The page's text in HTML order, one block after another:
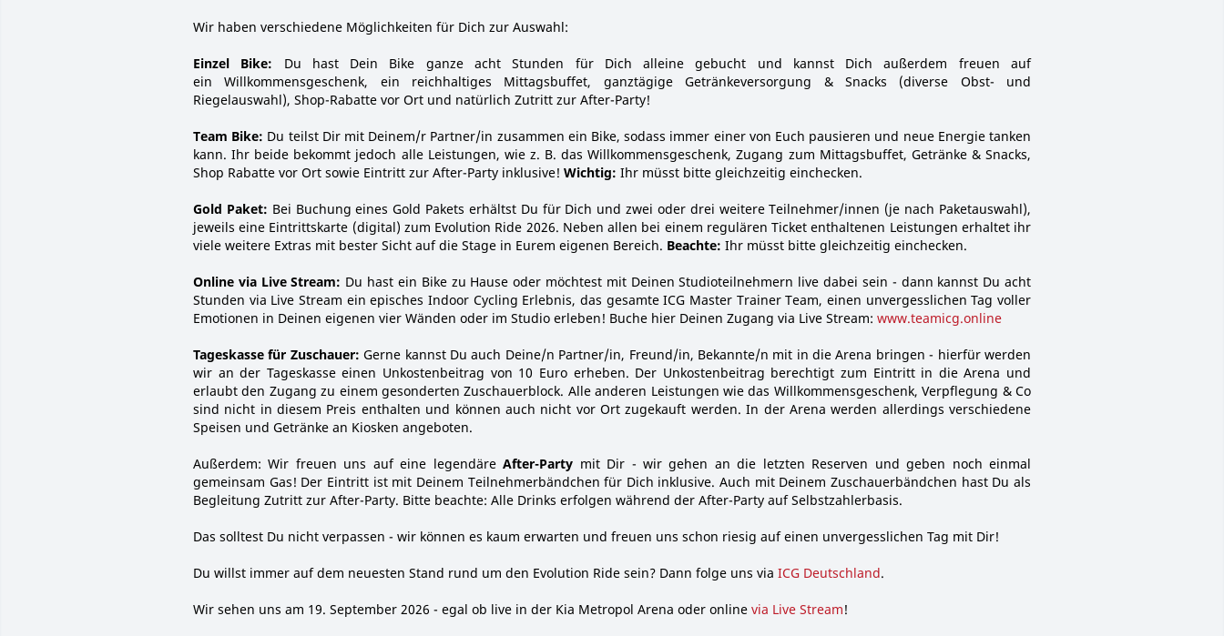
Wir haben verschiedene Möglichkeiten für Dich zur Auswahl:
Einzel Bike: Du hast Dein Bike ganze acht Stunden für Dich alleine gebucht und kannst Dich außerdem freuen auf
ein Willkommensgeschenk, ein reichhaltiges Mittagsbuffet, ganztägige Getränkeversorgung & Snacks (diverse Obst- und
Riegelauswahl), Shop-Rabatte vor Ort und natürlich Zutritt zur After-Party!
Team Bike: Du teilst Dir mit Deinem/r Partner/in zusammen ein Bike, sodass immer einer von Euch pausieren und neue Energie tanken
kann. Ihr beide bekommt jedoch alle Leistungen, wie z. B. das Willkommensgeschenk, Zugang zum Mittagsbuffet, Getränke & Snacks,
Shop Rabatte vor Ort sowie Eintritt zur After-Party inklusive! Wichtig: Ihr müsst bitte gleichzeitig einchecken.
Gold Paket: Bei Buchung eines Gold Pakets erhältst Du für Dich und zwei oder drei weitere Teilnehmer/innen (je nach Paketauswahl),
jeweils eine Eintrittskarte (digital) zum Evolution Ride 2026. Neben allen bei einem regulären Ticket enthaltenen Leistungen erhaltet ihr
viele weitere Extras mit bester Sicht auf die Stage in Eurem eigenen Bereich. Beachte: Ihr müsst bitte gleichzeitig einchecken.
Online via Live Stream: Du hast ein Bike zu Hause oder möchtest mit Deinen Studioteilnehmern live dabei sein - dann kannst Du acht
Stunden via Live Stream ein episches Indoor Cycling Erlebnis, das gesamte ICG Master Trainer Team, einen unvergesslichen Tag voller
Emotionen in Deinen eigenen vier Wänden oder im Studio erleben! Buche hier Deinen Zugang via Live Stream: www.teamicg.online
Tageskasse für Zuschauer: Gerne kannst Du auch Deine/n Partner/in, Freund/in, Bekannte/n mit in die Arena bringen - hierfür werden
wir an der Tageskasse einen Unkostenbeitrag von 10 Euro erheben. Der Unkostenbeitrag berechtigt zum Eintritt in die Arena und
erlaubt den Zugang zu einem gesonderten Zuschauerblock. Alle anderen Leistungen wie das Willkommensgeschenk, Verpflegung & Co
sind nicht in diesem Preis enthalten und können auch nicht vor Ort zugekauft werden. In der Arena werden allerdings verschiedene
Speisen und Getränke an Kiosken angeboten.
Außerdem: Wir freuen uns auf eine legendäreAfter-Party mit Dir - wir gehen an die letzten Reserven und geben noch einmal
gemeinsam Gas! Der Eintritt ist mit Deinem Teilnehmerbändchen für Dich inklusive. Auch mit Deinem Zuschauerbändchen hast Du als
Begleitung Zutritt zur After-Party. Bitte beachte: Alle Drinks erfolgen während der After-Party auf Selbstzahlerbasis.
Das solltest Du nicht verpassen - wir können es kaum erwarten und freuen uns schon riesig auf einen unvergesslichen Tag mit Dir!
Du willst immer auf dem neuesten Stand rund um den Evolution Ride sein? Dann folge uns via ICG Deutschland.
Wir sehen uns am 19. September 2026 - egal ob live in der Kia Metropol Arena oder online via Live Stream!